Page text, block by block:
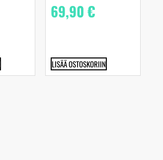
69,90€
LISÄÄ OSTOSKORIIN